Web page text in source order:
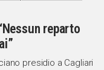
reparto
presidio a Cagliari